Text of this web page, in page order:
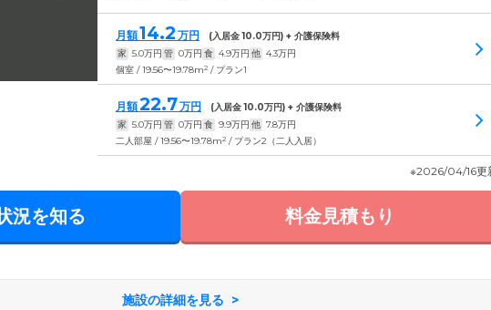
月額14.2 万円 (入居金10.0万円) + 介護保険料
家 5.0万円 管 0万円 食 4.9万円 他 4.3万円
個室 / 19.56〜19.78m2 / プラン1
月額22.7万円 (入居金10.0万円) + 介護保険料
家 5.0万円 管 0万円 食 9.9万円 他 7.8万円
二人部屋 / 19.56〜19.78m2 / プラン2（二人入居）
※2026/04/16更
況を知る 料金見積もり
施設の詳細を見る